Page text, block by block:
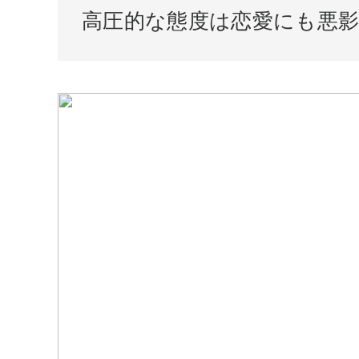
高圧的な態度は恋愛にも悪